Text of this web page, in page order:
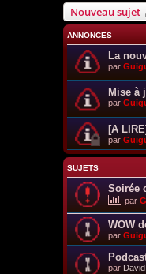
Nouveau sujet
ANNONCES
La
par
Mise à
par
[A
par
SUJETS
Soirée
par
WOW
par
par